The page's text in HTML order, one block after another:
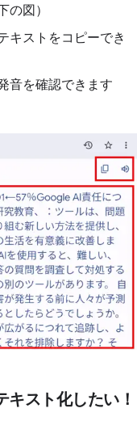
図）
キストをコピーでき
音を確認できます
スト化したい！